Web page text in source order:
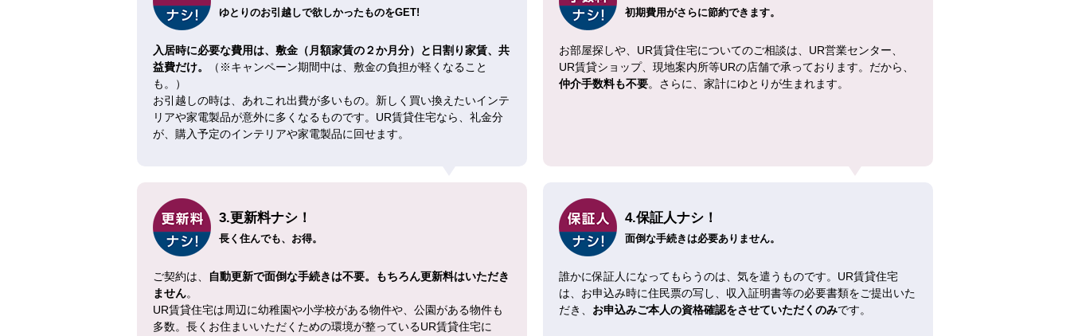
ゆとりのお引越しで欲しかったものをGET!
入居時に必要な費用は、敷金（月額家賃の２か月分）と日割り家賃、共
益費だけ。
（※キャンペーン期間中は、敷金の負担が軽くなること
も。）
お引越しの時は、あれこれ出費が多いもの。新しく買い換えたいインテ
リアや家電製品が意外に多くなるものです。UR賃貸住宅なら、礼金分
が、購入予定のインテリアや家電製品に回せます。
初期費用がさらに節約できます。
お部屋探しや、UR賃貸住宅についてのご相談は、UR営業センター、
UR賃貸ショップ、現地案内所等URの店舗で承っております。だから、
仲介手数料も不要。さらに、家計にゆとりが生まれます。
3.更新料ナシ！
長く住んでも、お得。
ご契約は、
自動更新で面倒な手続きは不要。もちろん更新料はいただき
ません。
UR賃貸住宅は周辺に幼稚園や小学校がある物件や、公園がある物件も
多数。長くお住まいいただくための環境が整っているUR賃貸住宅に
4.保証人ナシ！
面倒な手続きは必要ありません。
誰かに保証人になってもらうのは、気を遣うものです。UR賃貸住宅
は、お申込み時に住民票の写し、収入証明書等の必要書類をご提出いた
だき、 お申込みご本人の資格確認をさせていただくのみです。